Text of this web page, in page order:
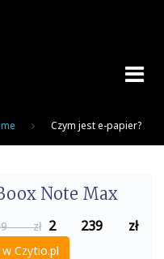
Czym jest e-papier?
Note Max
zł 2 239 zł
w Czytio.pl